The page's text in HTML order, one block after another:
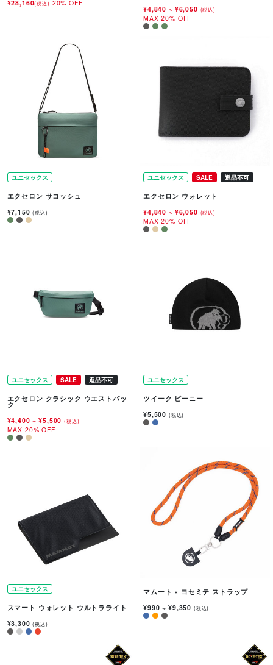
¥28,160(税込) 20% OFF
¥4,840 ~ ¥6,050 (税込)
MAX 20% OFF
ユニセックス
エクセロン サコッシュ
¥7,150(税込)
ユニセックス SALE 返品不可
エクセロン ウォレット
¥4,840 ~ ¥6,050 (税込)
MAX 20% OFF
ユニセックス SALE 返品不可
エクセロン クラシック ウエストパッ
ク
¥4,400~ ¥5,500(税込)
MAX 20% OFF
ユニセックス
ツイーク ビーニー
¥5,500 (税込)
ユニセックス
スマート ウォレット ウルトラライト
¥3,300(税込)
マムート × ヨセミテ ストラップ
¥990~ ¥9,350 (税込)